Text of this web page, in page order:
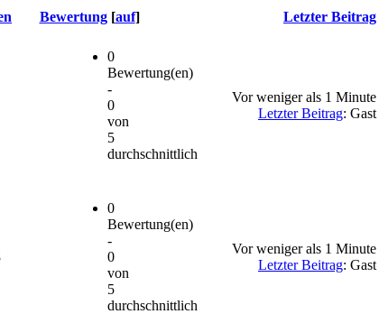
Bewertung [auf] Letzter Beitrag
0
Bewertung(en)
-
0
von
5
durchschnittlich
Vor weniger als 1 Minute
Letzter Beitrag: Gast
0
Bewertung(en)
-
0
von
5
durchschnittlich
Vor weniger als 1 Minute
Letzter Beitrag: Gast